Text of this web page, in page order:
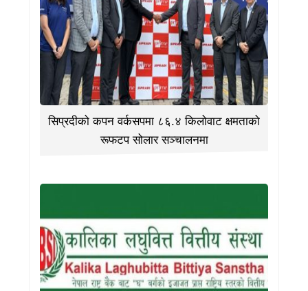
सिप्रदीको कपन वर्कसपमा ८६.४ किलोवाट क्षमताको
रूफटप सोलार सञ्चालनमा